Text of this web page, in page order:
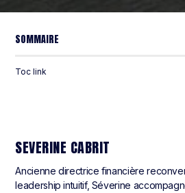
SOMMAIRE
Toc link
SEVERINE CABRIT
Ancienne directrice financière
leadership intuitif, Séverine